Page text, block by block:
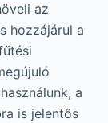
az
hozzájárul a
a
is jelentős